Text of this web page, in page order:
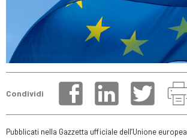
Condividi
Pubblicati nella Gazzetta ufficiale dell’Unione